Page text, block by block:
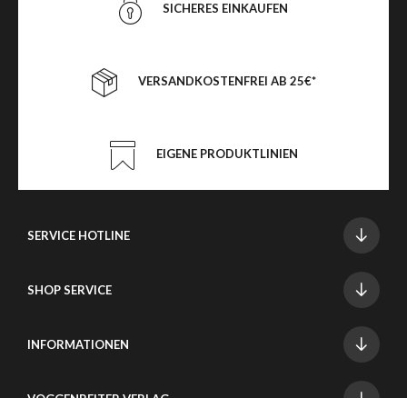
SICHERES EINKAUFEN
VERSANDKOSTENFREI AB 25€*
EIGENE PRODUKTLINIEN
SERVICE HOTLINE
SHOP SERVICE
INFORMATIONEN